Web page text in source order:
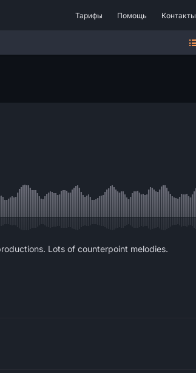
Тарифы Помощь Контакты
Lots of counterpoint melodies.